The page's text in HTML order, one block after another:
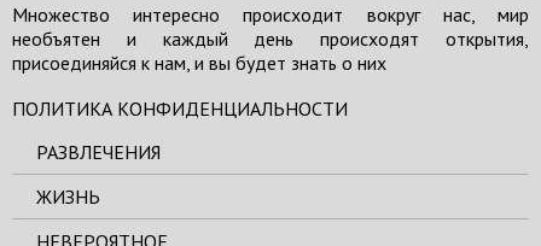
Множество интересно происходит вокруг нас, мир
необъятен и каждый день происходят открытия,
присоединяйся к нам, и вы будет знать о них
ПОЛИТИКА КОНФИДЕНЦИАЛЬНОСТИ
РАЗВЛЕЧЕНИЯ
ЖИЗНЬ
НЕВЕРОЯТНОЕ